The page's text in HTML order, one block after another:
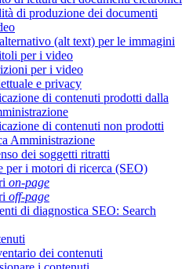
di produzione dei documenti
(alt text) per le immagini
per i video
per i video
e privacy
di contenuti prodotti dalla
di contenuti non prodotti
Amministrazione
dei soggetti ritratti
per i motori di ricerca (SEO)
on-page
off-page
di diagnostica SEO: Search
dei contenuti